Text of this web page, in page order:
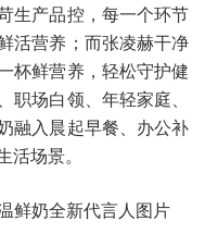
生产品控，每一个环节
活营养；而张凌赫干净
杯鲜营养，轻松守护健
场白领、年轻家庭、
融入晨起早餐、办公补
场景。